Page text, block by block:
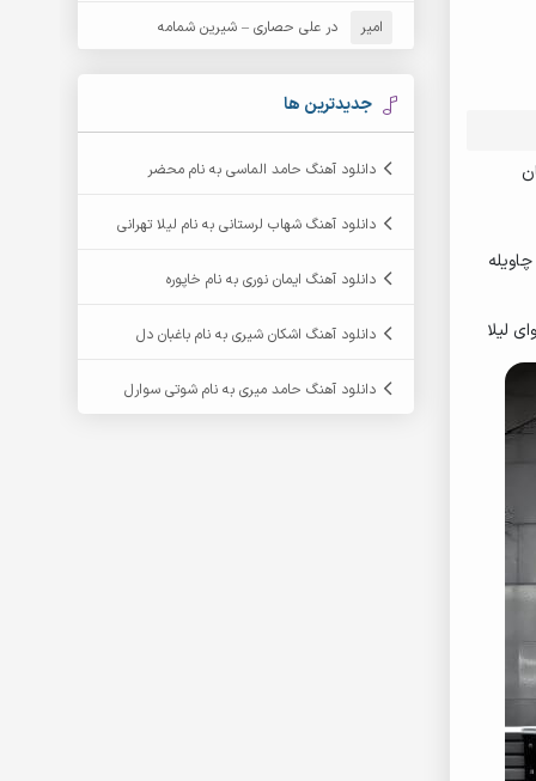
لیلا
امیر درعلی حصاری – شیرین شمامه
جدیدترین ها
دانلود آهنگ حامد الماسی به نام محضر
دانلود آهنگ شهاب لرستانی به نام لیلا تهرانی
دانلود آهنگ ایمان نوری به نام خاپوره
دانلود آهنگ اشکان شیری به نام باغبان دل
دانلود آهنگ حامد میری به نام شوتی سوارل